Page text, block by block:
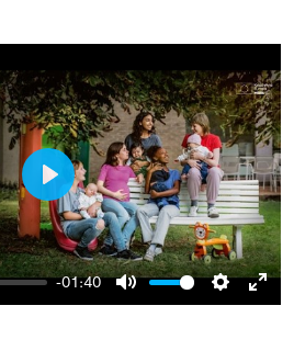
-01:40
Mute Settings
Play